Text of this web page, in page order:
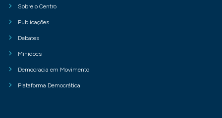
Sobre o Centro
Publicações
Debates
Minidocs
Democracia em Movimento
Plataforma Democrática